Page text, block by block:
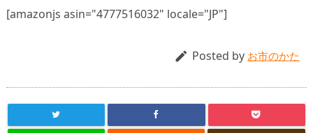
[amazonjs asin="4777516032" locale="JP"]
 Posted by お市のかた